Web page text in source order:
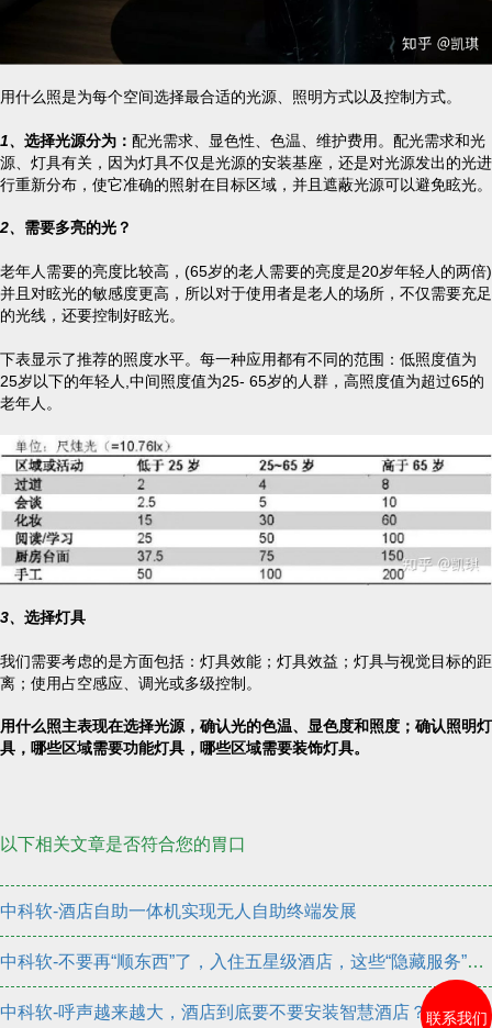
联系我们
用什么照是为每个空间选择最合适的光源、照明方式以及控制方式。
1、 选择光源分为： 配光需求、显色性、色温、维护费用。配光需求和光
源、灯具有关，因为灯具不仅是光源的安装基座，还是对光源发出的光进
行重新分布，使它准确的照射在目标区域，并且遮蔽光源可以避免眩光。
2、 需要多亮的光？
老年人需要的亮度比较高，(65岁的老人需要的亮度是20岁年轻人的两倍)
并且对眩光的敏感度更高，所以对于使用者是老人的场所，不仅需要充足
的光线，还要控制好眩光。
下表显示了推荐的照度水平。每一种应用都有不同的范围：低照度值为
25岁以下的年轻人,中间照度值为25- 65岁的人群，高照度值为超过65的
老年人。
3、 选择灯具
我们需要考虑的是方面包括：灯具效能；灯具效益；灯具与视觉目标的距
离；使用占空感应、调光或多级控制。
用什么照主表现在选择光源，确认光的色温、显色度和照度；确认照明灯
具，哪些区域需要功能灯具，哪些区域需要装饰灯具。
以下相关文章是否符合您的胃口
中科软-酒店自助一体机实现无人自助终端发展
中科软-不要再“顺东西”了，入住五星级酒店，这些“隐藏服务”更要学会
中科软-呼声越来越大，酒店到底要不要安装智慧酒店？